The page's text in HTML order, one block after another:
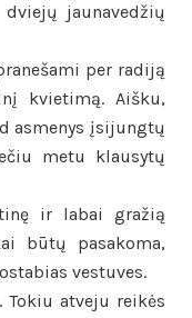
jaunavedžių
per radiją
kvietimą. Aišku,
asmenys įsijungtų
metu klausytų
ir labai gražią
būtų pasakoma,
vestuves.
Tokiu atveju reikės